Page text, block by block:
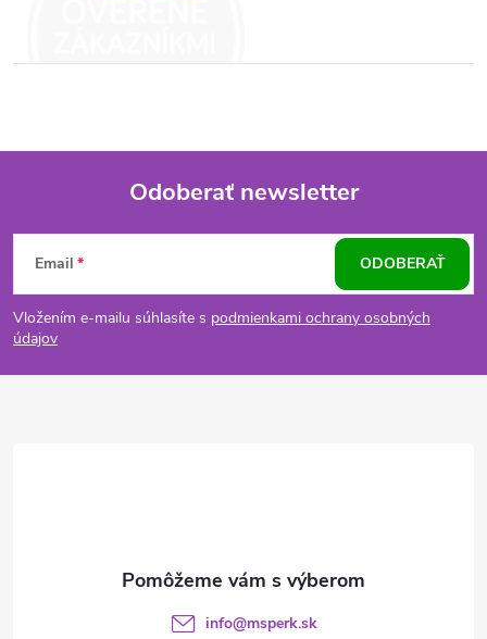
Z
á
p
Odoberať newsletter
Email
Vložením e-mailu súhlasíte s podmienkami ochrany osobných
údajov
ODOBERAŤ
info@msperk.sk